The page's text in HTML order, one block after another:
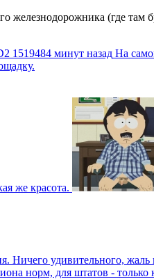
железнодорожника (где там
1519484 минут назад На
же красота.
Ничего удивительного,
норм, для штатов - только